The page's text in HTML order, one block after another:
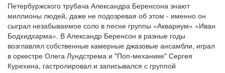
Петербуржского трубача Александра Беренсона знают
миллионы людей, даже не подозревая об этом - именно он
сыграл незабываемое соло в песне группы «Аквариум» «Иван
Бодхидхарма». В Александр Беренсон в разные годы
возглавлял собственные камерные джазовые ансамбли, играл
в оркестре Олега Лундстрема и "Поп-механике" Сергея
Курехина, гастролировал и записывался с группой